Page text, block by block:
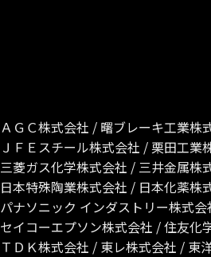
ＡＧＣ株式会社 / 曙ブレーキ工業
ＪＦＥスチール株式会社 / 栗田工
三菱ガス化学株式会社 / 三井金属株
日本特殊陶業株式会社 / 日本化薬
パナソニック インダストリー株式
セイコーエプソン株式会社 / 住友
ＴＤＫ株式会社 / 東レ株式会社 / 東